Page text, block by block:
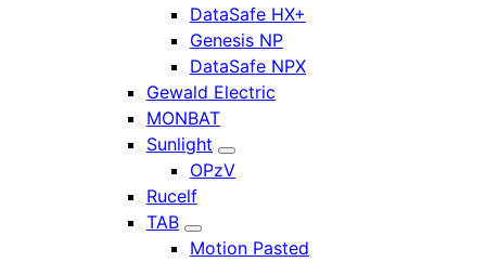
DataSafe HX+
Genesis NP
DataSafe NPX
Gewald Electric
MONBAT
Sunlight
OPzV
Rucelf
TAB
Motion Pasted